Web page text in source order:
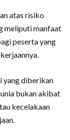
atas risiko
meliputi manfaat
peserta yang
yang diberikan
bukan akibat
kecelakaan